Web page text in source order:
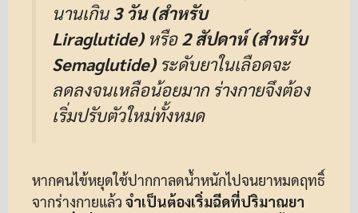
นานเกิน3 วัน (สำหรับ
Liraglutide)หรือ2 สัปดาห์ (สำหรับ
Semaglutide)ระดับยาในเลือดจะ
ลดลงจนเหลือน้อยมาก ร่างกายจึงต้อง
เริ่มปรับตัวใหม่ทั้งหมด
หากคนไข้หยุดใช้ปากกาลดน้ำหนักไปจนยาหมดฤทธิ์
จากร่างกายแล้ว จำเป็นต้องเริ่มฉีดที่ปริมาณยา